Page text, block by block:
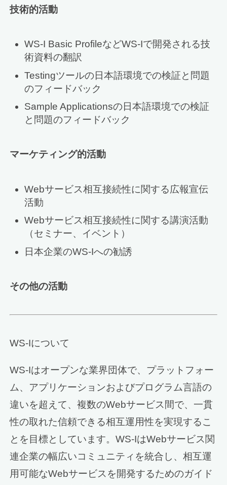
技術的活動
WS-I Basic ProfileなどWS-Iで開発される技
術資料の翻訳
Testingツールの日本語環境での検証と問題
のフィードバック
Sample Applicationsの日本語環境での検証
と問題のフィードバック
マーケティング的活動
Webサービス相互接続性に関する広報宣伝
活動
Webサービス相互接続性に関する講演活動
（セミナー、イベント）
日本企業のWS-Iへの勧誘
その他の活動
WS-Iについて
WS-Iはオープンな業界団体で、プラットフォー
ム、アプリケーションおよびプログラム言語の
違いを超えて、複数のWebサービス間で、一貫
性の取れた信頼できる相互運用性を実現するこ
とを目標としています。WS-IはWebサービス関
連企業の幅広いコミュニティを統合し、相互運
用可能なWebサービスを開発するためのガイド